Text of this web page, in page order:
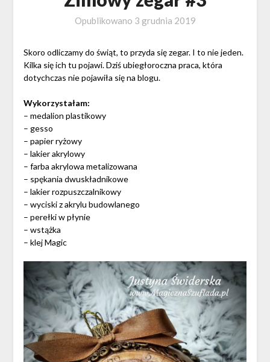
Opublikowano 3 grudnia 2019
Skoro odliczamy do świąt, to przyda się zegar. I to nie jeden.
Kilka się ich tu pojawi. Dziś ubiegłoroczna praca, która
dotychczas nie pojawiła się na blogu.
Wykorzystałam:
– medalion plastikowy
– gesso
– papier ryżowy
– lakier akrylowy
– farba akrylowa metalizowana
– spękania dwuskładnikowe
– lakier rozpuszczalnikowy
– wyciski z akrylu budowlanego
– perełki w płynie
– wstążka
– klej Magic